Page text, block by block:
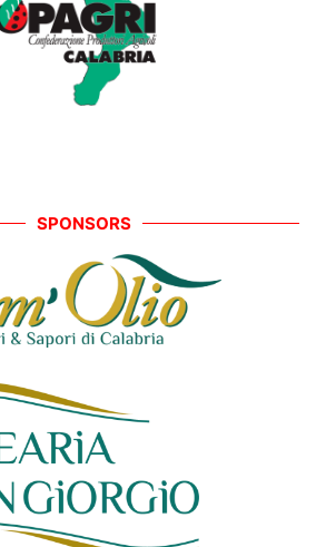
SPONSORS